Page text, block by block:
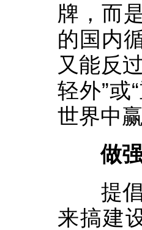
牌，而
的国内
又能反
轻外”或
世界中
做强
提倡
来搞建